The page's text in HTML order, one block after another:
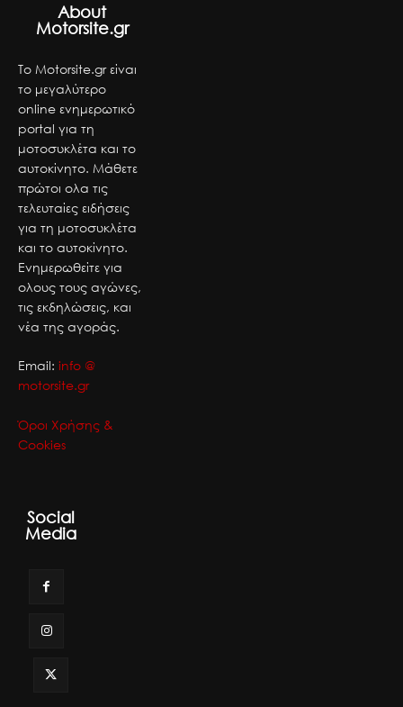
About
Motorsite.gr
Το Motorsite.gr είναι
το μεγαλύτερο
online ενημερωτικό
portal για τη
μοτοσυκλέτα και το
αυτοκίνητο. Μάθετε
πρώτοι ολα τις
τελευταίες ειδήσεις
για τη μοτοσυκλέτα
και το αυτοκίνητο.
Ενημερωθείτε για
ολους τους αγώνες,
τις εκδηλώσεις, και
νέα της αγοράς.
Email: info @
motorsite.gr
Όροι Χρήσης &
Cookies
Social
Media